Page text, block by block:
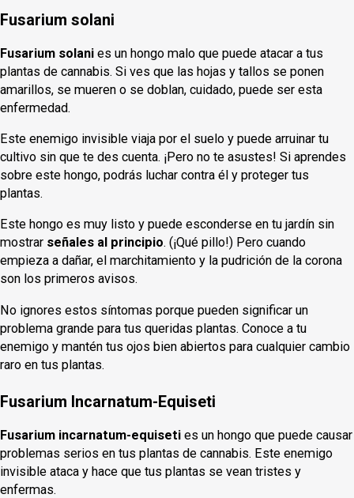
Fusarium solani
Fusarium solani es un hongo malo que puede atacar a tus
plantas de cannabis. Si ves que las hojas y tallos se ponen
amarillos, se mueren o se doblan, cuidado, puede ser esta
enfermedad.
Este enemigo invisible viaja por el suelo y puede arruinar tu
cultivo sin que te des cuenta. ¡Pero no te asustes! Si aprendes
sobre este hongo, podrás luchar contra él y proteger tus
plantas.
Este hongo es muy listo y puede esconderse en tu jardín sin
mostrar señales al principio. (¡Qué pillo!) Pero cuando
empieza a dañar, el marchitamiento y la pudrición de la corona
son los primeros avisos.
No ignores estos síntomas porque pueden significar un
problema grande para tus queridas plantas. Conoce a tu
enemigo y mantén tus ojos bien abiertos para cualquier cambio
raro en tus plantas.
Fusarium Incarnatum-Equiseti
Fusarium incarnatum-equiseti es un hongo que puede causar
problemas serios en tus plantas de cannabis. Este enemigo
invisible ataca y hace que tus plantas se vean tristes y
enfermas.